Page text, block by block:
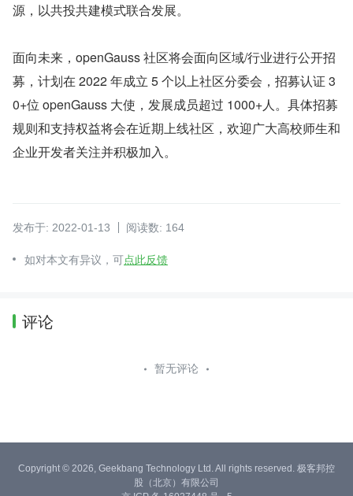
源，以共投共建模式联合发展。
面向未来，openGauss 社区将会面向区域/行业进行公开招
募，计划在 2022 年成立 5 个以上社区分委会，招募认证 3
0+位 openGauss 大使，发展成员超过 1000+人。具体招募
规则和支持权益将会在近期上线社区，欢迎广大高校师生和
企业开发者关注并积极加入。
发布于: 2022-01-13 阅读数: 164
如对本文有异议，可点此反馈
评论
暂无评论
Copyright © 2026, Geekbang Technology Ltd. All rights reserved. 极客邦控
股（北京）有限公司